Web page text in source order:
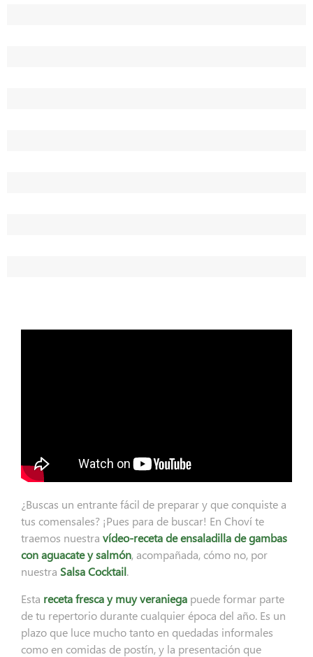
¿Buscas un entrante fácil de preparar y que conquiste a
tus comensales? ¡Pues para de buscar! En Choví te
traemos nuestra vídeo-receta de ensaladilla de gambas
con aguacate y salmón, acompañada, cómo no, por
nuestra Salsa Cocktail.
Esta receta fresca y muy veraniega puede formar parte
de tu repertorio durante cualquier época del año. Es un
plazo que luce mucho tanto en quedadas informales
como en comidas de postín, y la presentación que